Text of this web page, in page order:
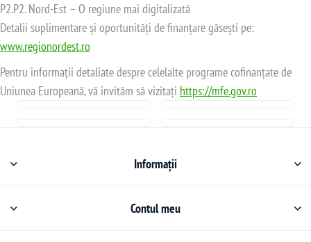
P2.P2. Nord-Est – O regiune mai digitalizată
Detalii suplimentare și oportunități de finanțare găsești pe:
www.regionordest.ro
Pentru informații detaliate despre celelalte programe cofinanțate de
Uniunea Europeană, vă invităm să vizitați https://mfe.gov.ro
Informații
Contul meu